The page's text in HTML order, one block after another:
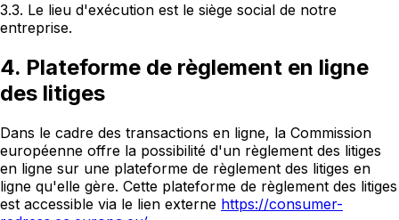
3.3. Le lieu d'exécution est le siège social de notre
entreprise.
4. Plateforme de règlement en ligne
des litiges
Dans le cadre des transactions en ligne, la Commission
européenne offre la possibilité d'un règlement des litiges
en ligne sur une plateforme de règlement des litiges en
ligne qu'elle gère. Cette plateforme de règlement des litiges
est accessible via le lien externe https://consumer-